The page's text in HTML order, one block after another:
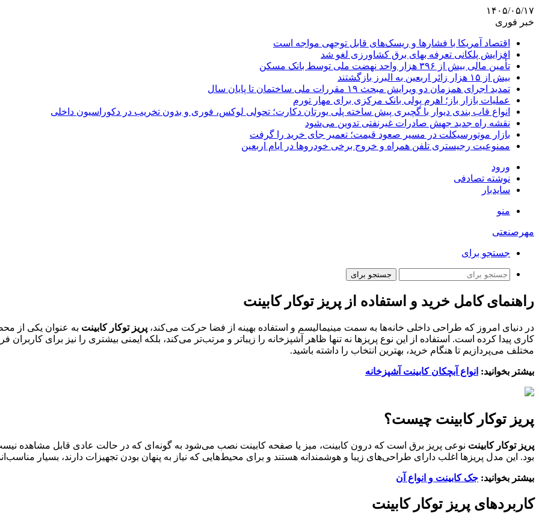
۱۴۰۵/۰۵/۱۷
خبر فوری
اقتصاد آمریکا با فشارها و ریسک‌های قابل توجهی مواجه است
افزایش پلکانی تعرفه بهای برق کشاورزی لغو شد
تأمین مالی بیش از ۳۹۶ هزار واحد نهضت ملی توسط بانک مسکن
بیش از ۱۵ هزار زائر اربعین به البرز بازگشتند
تمدید اجرای همزمان دو ویرایش مبحث ۱۹ مقررات ملی ساختمان تا پایان سال
عملیات بازار باز؛ اهرم پولی بانک مرکزی برای مهار تورم
انواع قاب بندی دیوار با گچبری پیش ساخته پلی یورتان دکارت؛ تحولی لوکس، فوری و بدون تخریب در دکوراسیون داخلی
نقشه راه جدید جهش صادرات غیرنفتی تدوین می‌شود
بازار موتورسیکلت در مسیر صعود قیمت؛ تعمیر جای خرید را گرفت
ممنوعیت رجیستری تلفن همراه و خروج برخی خودروها در ایام اربعین
ورود
نوشته تصادفی
سایدبار
منو
مهرصنعتی
جستجو برای
جستجو برای
راهنمای کامل خرید و استفاده از پریز توکار کابینت
در دنیای امروز که طراحی داخلی خانه‌ها به سمت مینیمالیسم و استفاده بهینه از فضا حرکت می‌کند، پریز توکار کابینت به عنوان یکی از
کاری پیدا کرده است. استفاده از این نوع پریزها نه تنها ظاهر آشپزخانه را زیباتر و مرتب‌تر می‌کند، بلکه ایمنی بیشتری را نیز برای
مختلف می‌پردازیم تا هنگام خرید، بهترین انتخاب را داشته باشید.
بیشتر بخوانید: انواع آبچکان کابینت آشپزخانه
پریز توکار کابینت چیست؟
پریز توکار کابینت نوعی پریز برق است که درون کابینت، میز یا صفحه کابینت نصب می‌شود به گونه‌ای که در حالت عادی قابل مشاهده نیست
بود. این مدل پریزها اغلب دارای طراحی‌های زیبا و هوشمندانه هستند و برای محیط‌هایی که نیاز به پنهان بودن تجهیزات دارند، بسیار
بیشتر بخوانید: جک کابینت و انواع آن
کاربردهای پریز توکار کابینت